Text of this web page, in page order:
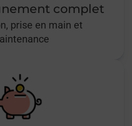
complet
prise en main et